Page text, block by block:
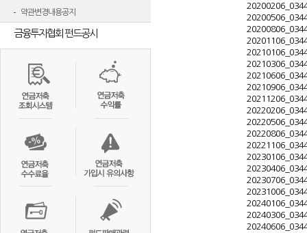
약관변경내용공지
금융투자협회 펀드공시